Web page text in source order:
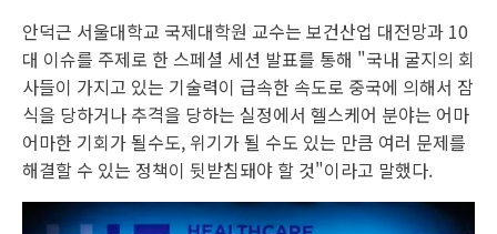
안덕근 서울대학교 국제대학원 교수는 보건산업 대전망과 10
대 이슈를 주제로 한 스페셜 세션 발표를 통해 "국내 굴지의 회
사들이 가지고 있는 기술력이 급속한 속도로 중국에 의해서 잠
식을 당하거나 추격을 당하는 실정에서 헬스케어 분야는 어마
어마한 기회가 될수도, 위기가 될 수도 있는 만큼 여러 문제를
해결할 수 있는 정책이 뒷받침돼야 할 것"이라고 말했다.